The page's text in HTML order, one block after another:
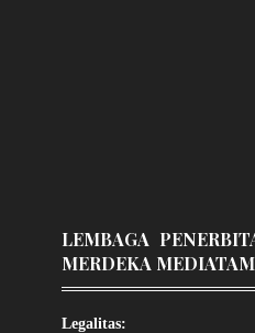
LEMBAGA
MERDEKA
Legalitas: